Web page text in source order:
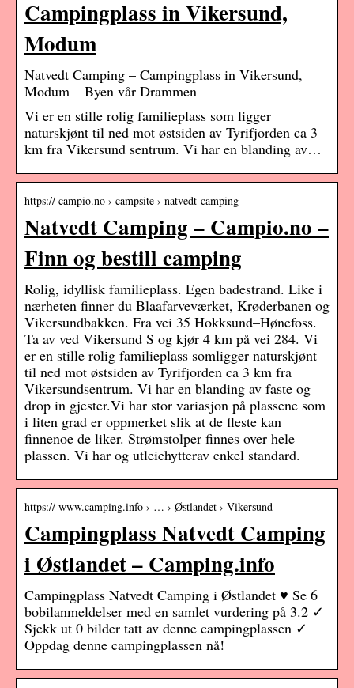
Campingplass in Vikersund,
Modum
Natvedt Camping – Campingplass in Vikersund,
Modum – Byen vår Drammen
Vi er en stille rolig familieplass som ligger
naturskjønt til ned mot østsiden av Tyrifjorden ca 3
km fra Vikersund sentrum. Vi har en blanding av…
https:// campio.no › campsite › natvedt-camping
Natvedt Camping – Campio.no –
Finn og bestill camping
Rolig, idyllisk familieplass. Egen badestrand. Like i
nærheten finner du Blaafarveværket, Krøderbanen og
Vikersundbakken. Fra vei 35 Hokksund–Hønefoss.
Ta av ved Vikersund S og kjør 4 km på vei 284. Vi
er en stille rolig familieplass somligger naturskjønt
til ned mot østsiden av Tyrifjorden ca 3 km fra
Vikersundsentrum. Vi har en blanding av faste og
drop in gjester.Vi har stor variasjon på plassene som
i liten grad er oppmerket slik at de fleste kan
finnenoe de liker. Strømstolper finnes over hele
plassen. Vi har og utleiehytterav enkel standard.
https:// www.camping.info › … › Østlandet › Vikersund
Campingplass Natvedt Camping
i Østlandet – Camping.info
Campingplass Natvedt Camping i Østlandet ♥ Se 6
bobilanmeldelser med en samlet vurdering på 3.2 ✓
Sjekk ut 0 bilder tatt av denne campingplassen ✓
Oppdag denne campingplassen nå!